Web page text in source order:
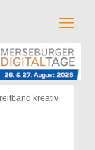
kreativ